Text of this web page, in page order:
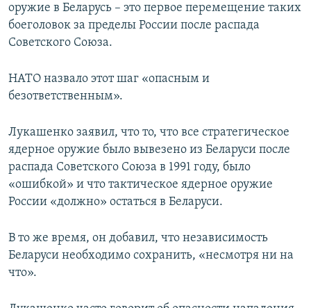
оружие в Беларусь – это первое перемещение таких
боеголовок за пределы России после распада
Советского Союза.
НАТО назвало этот шаг «опасным и
безответственным».
Лукашенко заявил, что то, что все стратегическое
ядерное оружие было вывезено из Беларуси после
распада Советского Союза в 1991 году, было
«ошибкой» и что тактическое ядерное оружие
России «должно» остаться в Беларуси.
В то же время, он добавил, что независимость
Беларуси необходимо сохранить, «несмотря ни на
что».